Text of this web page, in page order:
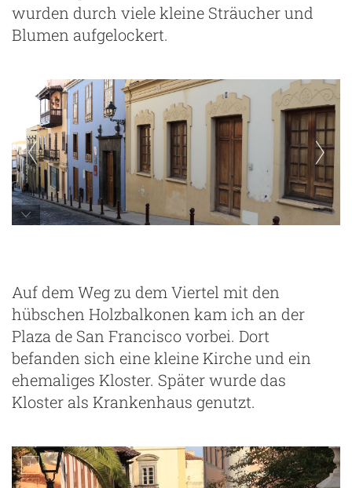
wurden durch viele kleine Sträucher und
Blumen aufgelockert.
Auf dem Weg zu dem Viertel mit den
hübschen Holzbalkonen kam ich an der
Plaza de San Francisco vorbei. Dort
befanden sich eine kleine Kirche und ein
ehemaliges Kloster. Später wurde das
Kloster als Krankenhaus genutzt.